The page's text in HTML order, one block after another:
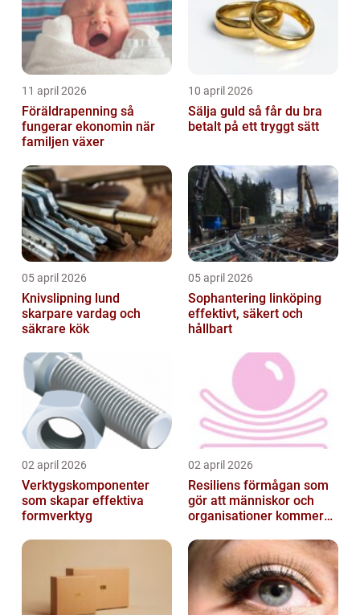
11 april 2026
Föräldrapenning så
fungerar ekonomin när
familjen växer
10 april 2026
Sälja guld så får du bra
betalt på ett tryggt sätt
05 april 2026
Knivslipning lund
skarpare vardag och
säkrare kök
05 april 2026
Sophantering linköping
effektivt, säkert och
hållbart
02 april 2026
Verktygskomponenter
som skapar effektiva
formverktyg
02 april 2026
Resiliens förmågan som
gör att människor och
organisationer kommer